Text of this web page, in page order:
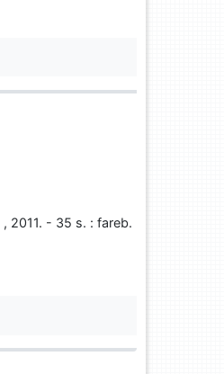
, 2011. - 35 s. : fareb.